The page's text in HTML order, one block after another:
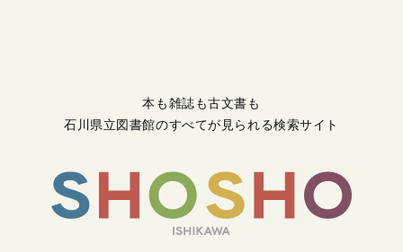
本も雑誌も古文書も
石川県立図書館のすべてが見られる検索サイト